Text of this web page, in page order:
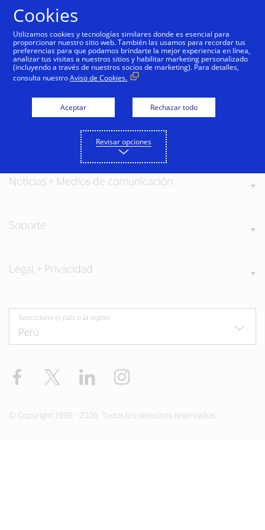
Nuestros valores
Noticias + Medios de comunicación
Soporte
Legal + Privacidad
Selecciona el país o la región
Facebook Twitter LinkedIn
© Copyright 1996 - 2026. Todos los derechos reservados.
Cookies
Utilizamos cookies y tecnologías similares donde es esencial para
proporcionar nuestro sitio web. También las usamos para recordar tus
preferencias para que podamos brindarte la mejor experiencia en línea,
analizar tus visitas a nuestros sitios y habilitar marketing personalizado
(incluyendo a través de nuestros socios de marketing). Para detalles,
consulta nuestroAviso de Cookies.
Aceptar Rechazar todo
Revisar opciones